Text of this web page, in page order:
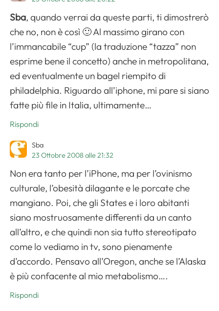
Sba, quando verrai da queste parti, ti dimostrerò
che no, non è così 🙂 Al massimo girano con
l’immancabile “cup” (la traduzione “tazza” non
esprime bene il concetto) anche in metropolitana,
ed eventualmente un bagel riempito di
philadelphia. Riguardo all’iphone, mi pare si siano
fatte più file in Italia, ultimamente…
Rispondi
Sba
23 Ottobre 2008 alle 21:32
Non era tanto per l’iPhone, ma per l’ovinismo
culturale, l’obesità dilagante e le porcate che
mangiano. Poi, che gli States e i loro abitanti
siano mostruosamente differenti da un canto
all’altro, e che quindi non sia tutto stereotipato
come lo vediamo in tv, sono pienamente
d’accordo. Pensavo all’Oregon, anche se l’Alaska
è più confacente al mio metabolismo….
Rispondi